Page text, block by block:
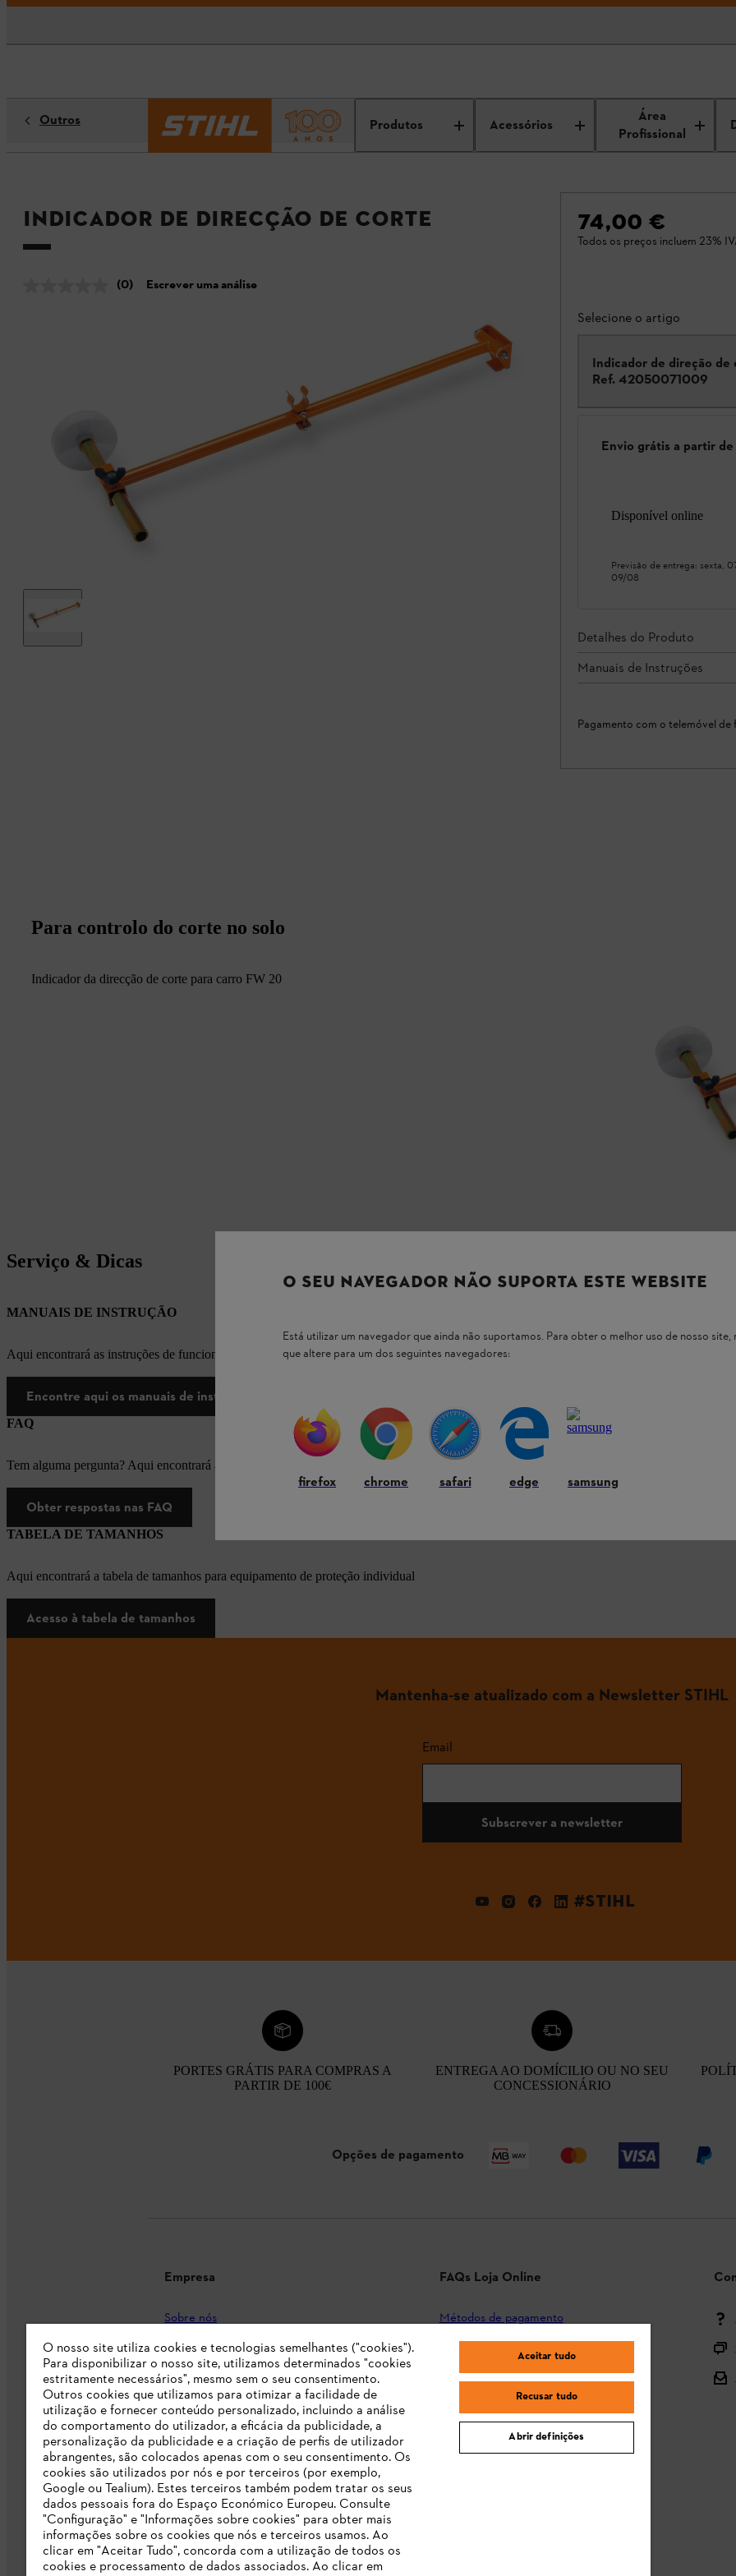
Produtos Acessórios
Área
Profissional
Outros
Indicador de direcção de corte
(0) Escrever uma análise
74,00 €
Todos os preços incluem 23%
Selecione o artigo
Indicador de direção de
Ref. 42050071009
Envio grátis a partir
Disponível online
Previsão de entrega: sexta,
09/08
Detalhes do Produto
Manuais de Instruções
Pagamento com o telemóvel de
Para controlo do corte no solo
Indicador da direcção de corte para carro FW 20
Serviço & Dicas
MANUAIS DE INSTRUÇÃO
Aqui encontrará as instruções de funcionamento apropriadas para os nossos produtos STIHL
Encontre aqui os manuais de instruções
FAQ
Tem alguma pergunta? Aqui encontrará as respostas apropriadas para as perguntas mais comuns
Obter respostas nas FAQ
TABELA DE TAMANHOS
Aqui encontrará a tabela de tamanhos para equipamento de proteção individual
Acesso à tabela de tamanhos
Mantenha-se atualizado com a Newsletter STIHL
Email
Subscrever a newsletter
#STIHL
PORTES GRÁTIS PARA COMPRAS A
PARTIR DE 100€
ENTREGA AO DOMÍCILIO OU NO SEU
CONCESSIONÁRIO
Opções de pagamento
Empresa
Sobre nós
Imprensa
Carreira
Responsabilidade
Linha Integridade STIHL
Informação para fornecedores
Livro de Reclamações
Declaração de acessibilidade
FAQs Loja Online
Métodos de pagamento
Envio e entrega
Devolução
STIHL Orange Deals
O SEU NAVEGADOR NÃO SUPORTA ESTE WEBSITE
Está utilizar um navegador que ainda não suportamos. Para obter o melhor uso de nosso site,
que altere para um dos seguintes navegadores:
firefox chrome safari edge samsung
O nosso site utiliza cookies e tecnologias semelhantes ("cookies").
Para disponibilizar o nosso site, utilizamos determinados "cookies
estritamente necessários", mesmo sem o seu consentimento.
Outros cookies que utilizamos para otimizar a facilidade de
utilização e fornecer conteúdo personalizado, incluindo a análise
do comportamento do utilizador, a eficácia da publicidade, a
personalização da publicidade e a criação de perfis de utilizador
abrangentes, são colocados apenas com o seu consentimento. Os
cookies são utilizados por nós e por terceiros (por exemplo,
Google ou Tealium). Estes terceiros também podem tratar os seus
dados pessoais fora do Espaço Económico Europeu. Consulte
"Configuração" e "Informações sobre cookies" para obter mais
informações sobre os cookies que nós e terceiros usamos. Ao
clicar em "Aceitar Tudo", concorda com a utilização de todos os
cookies e processamento de dados associados. Ao clicar em
Aceitar tudo
Recusar tudo
Abrir definições